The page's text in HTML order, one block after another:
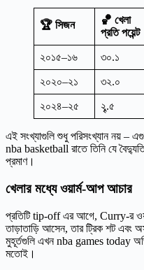
🏆 সিজন
🏀 খেলা
প্রতি পয়েন্ট
২০১৫–১৬ ৩০.১
২০২০–২১ ৩২.০
২০২৪–২৫ ২ৄ.৫
এই সংখ্যাগুলি শুধু পরিসংখ্যান নয় –
nba basketball রাতে তিনি যে
প্রমাণ।
খেলার মধ্যে ওয়ার্ম-আপ আচার
প্রতিটি tip-off এর আগে, Curry-র
তাড়াতাড়ি আসেন, তার ট্রিক শট এবং
মুহূর্তগুলি এখন nba games today
মতোই।